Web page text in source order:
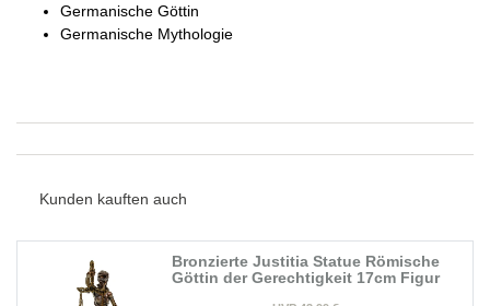
Germanische Göttin
Germanische Mythologie
Kunden kauften auch
Bronzierte Justitia Statue Römische
Göttin der Gerechtigkeit 17cm Figur